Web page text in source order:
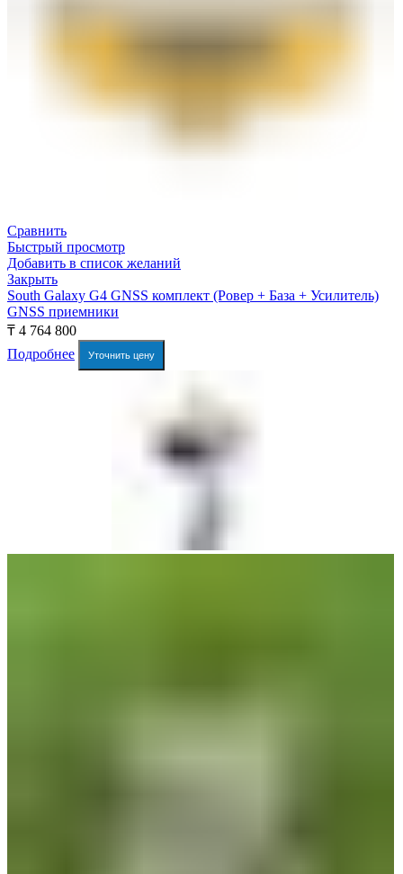
Сравнить
Быстрый просмотр
Добавить в список желаний
Закрыть
South Galaxy G4 GNSS комплект (Ровер + База + Усилитель)
GNSS приемники
₸ 4 764 800
Подробнее
Уточнить цену